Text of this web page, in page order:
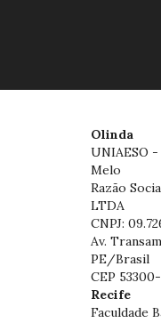
Olinda
UNIAESO
Melo
Razão
LTDA
CNPJ:
Av.
PE/Brasil
CEP
Recife
Faculdade